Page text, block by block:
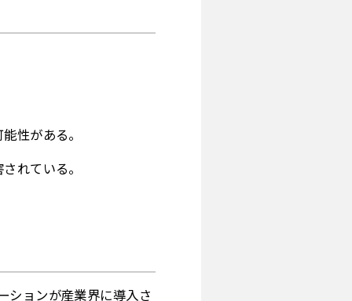
性がある。
れている。
ションが産業界に導入さ